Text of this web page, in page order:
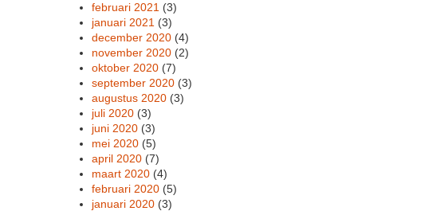
februari 2021 (3)
januari 2021 (3)
december 2020 (4)
november 2020 (2)
oktober 2020 (7)
september 2020 (3)
augustus 2020 (3)
juli 2020 (3)
juni 2020 (3)
mei 2020 (5)
april 2020 (7)
maart 2020 (4)
februari 2020 (5)
januari 2020 (3)